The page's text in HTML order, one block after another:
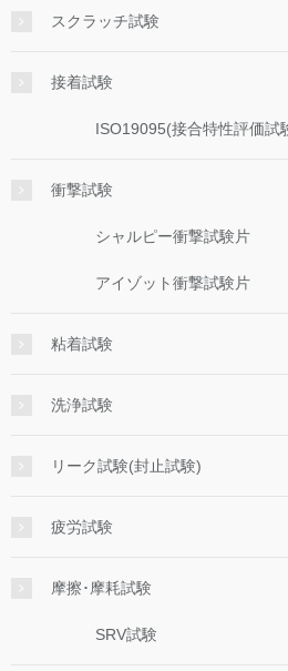
スクラッチ試験
接着試験
ISO19095(接合特性評価試
衝撃試験
シャルピー衝撃試験片
アイゾット衝撃試験片
粘着試験
洗浄試験
リーク試験(封止試験)
疲労試験
摩擦･摩耗試験
SRV試験